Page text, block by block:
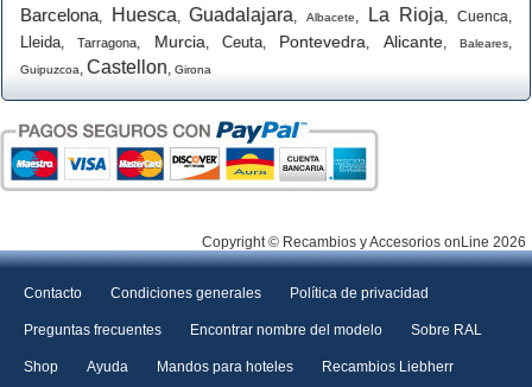
Barcelona, Huesca,Guadalajara,Albacete, La Rioja,Cuenca,
Lleida,Tarragona, Murcia,Ceuta, Pontevedra, Alicante,Baleares,
Guipuzcoa, Castellon, Girona
Copyright © Recambios y Accesorios onLine 2026
Contacto Condiciones generales Política de privacidad
Preguntas frecuentes Encontrar nombre del modelo Sobre RAL
Shop Ayuda Mandos para hoteles Recambios Liebherr